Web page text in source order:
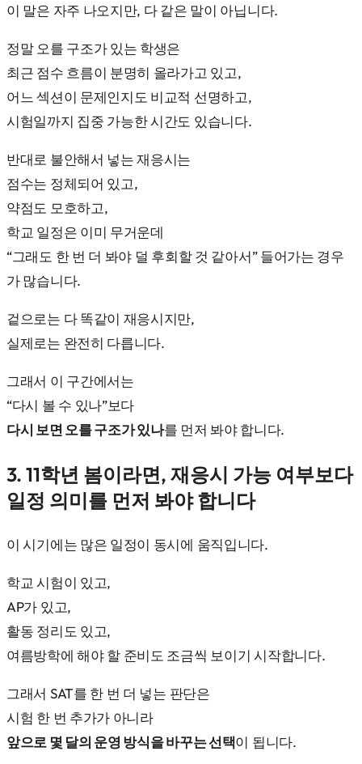
이 말은 자주 나오지만, 다 같은 말이 아닙니다.
정말 오를 구조가 있는 학생은
최근 점수 흐름이 분명히 올라가고 있고,
어느 섹션이 문제인지도 비교적 선명하고,
시험일까지 집중 가능한 시간도 있습니다.
반대로 불안해서 넣는 재응시는
점수는 정체되어 있고,
약점도 모호하고,
학교 일정은 이미 무거운데
“그래도 한 번 더 봐야 덜 후회할 것 같아서” 들어가는 경우
가 많습니다.
겉으로는 다 똑같이 재응시지만,
실제로는 완전히 다릅니다.
그래서 이 구간에서는
“다시 볼 수 있나”보다
다시 보면 오를 구조가 있나를 먼저 봐야 합니다.
3. 11학년 봄이라면, 재응시 가능 여부보다
일정 의미를 먼저 봐야 합니다
이 시기에는 많은 일정이 동시에 움직입니다.
학교 시험이 있고,
AP가 있고,
활동 정리도 있고,
여름방학에 해야 할 준비도 조금씩 보이기 시작합니다.
그래서 SAT를 한 번 더 넣는 판단은
시험 한 번 추가가 아니라
앞으로 몇 달의 운영 방식을 바꾸는 선택이 됩니다.